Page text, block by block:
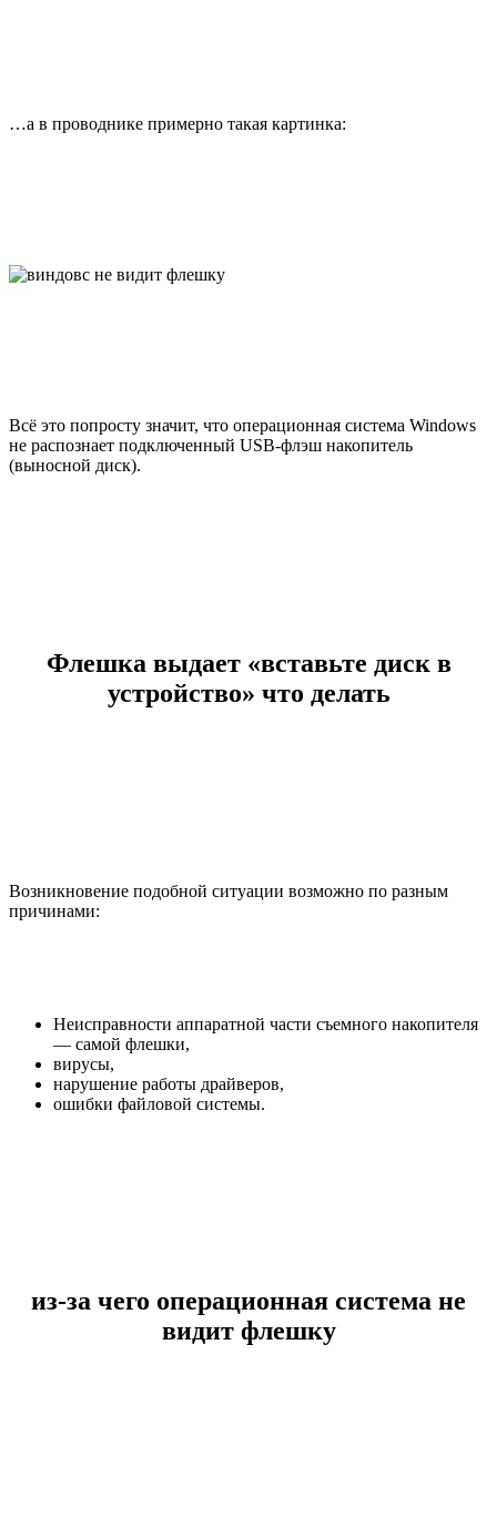
…а в проводнике примерно такая картинка:
Всё это попросту значит, что операционная система Windows
не распознает подключенный USB-флэш накопитель
(выносной диск).
Флешка выдает «вставьте диск в
устройство» что делать
Возникновение подобной ситуации возможно по разным
причинами:
Неисправности аппаратной части съемного накопителя
— самой флешки,
вирусы,
нарушение работы драйверов,
ошибки файловой системы.
из-за чего операционная система не
видит флешку